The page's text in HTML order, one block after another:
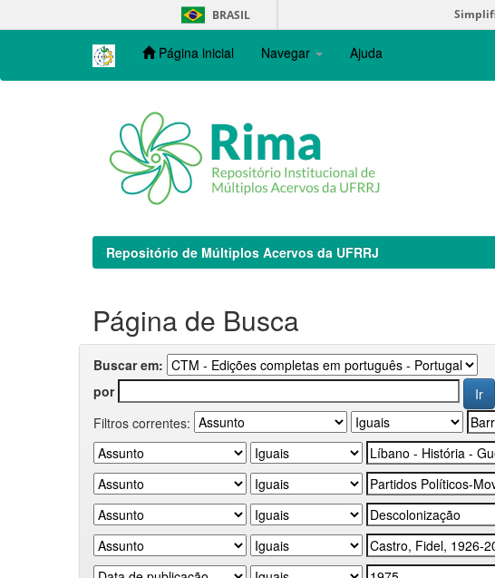
navigation
BRASIL
Página inicial Navegar Ajuda
Repositório de Múltiplos Acervos da UFRRJ
Página de Busca
Buscar em:
por
Filtros correntes: